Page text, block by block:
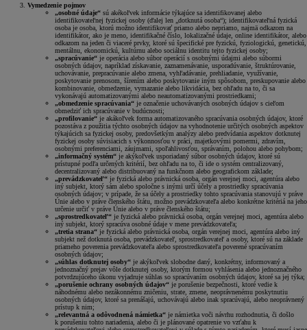
Vymedzenie pojmov
„osobné údaje“ sú akékoľvek informácie týkajúce sa identifikovanej alebo
identifikovateľnej fyzickej osoby (ďalej len „dotknutá osoba“); identifikovateľná fyzická
osoba je osoba, ktorú možno identifikovať priamo alebo nepriamo, najmä odkazom na
identifikátor, ako je meno, identifikačné číslo, lokalizačné údaje, online identifikátor, alebo
odkazom na jeden či viaceré prvky, ktoré sú špecifické pre fyzickú, fyziologickú, genetickú,
mentálnu, ekonomickú, kultúrnu alebo sociálnu identitu tejto fyzickej osoby;
„spracúvanie“ je operácia alebo súbor operácií s osobnými údajmi alebo súbormi
osobných údajov, napríklad získavanie, zaznamenávanie, usporadúvanie, štruktúrovanie,
uchovávanie, prepracúvanie alebo zmena, vyhľadávanie, prehliadanie, využívanie,
poskytovanie prenosom, šírením alebo poskytovanie iným spôsobom, preskupovanie alebo
kombinovanie, obmedzenie, vymazanie alebo likvidácia, bez ohľadu na to, či sa
vykonávajú automatizovanými alebo neautomatizovanými prostriedkami;
„obmedzenie spracúvania“ je označenie uchovávaných osobných údajov s cieľom
obmedziť ich spracúvanie v budúcnosti;
„profilovanie“ je akákoľvek forma automatizovaného spracúvania osobných údajov, ktoré
pozostáva z použitia týchto osobných údajov na vyhodnotenie určitých osobných aspektov
týkajúcich sa fyzickej osoby, predovšetkým analýzy alebo predvídania aspektov dotknutej
fyzickej osoby súvisiacich s výkonnosťou v práci, majetkovými pomermi, zdravím,
osobnými preferenciami, záujmami, spoľahlivosťou, správaním, polohou alebo pohybom;
„informačný systém“ je akýkoľvek usporiadaný súbor osobných údajov, ktoré sú
prístupné podľa určených kritérií, bez ohľadu na to, či ide o systém centralizovaný,
decentralizovaný alebo distribuovaný na funkčnom alebo geografickom základe;
„prevádzkovateľ“ je fyzická alebo právnická osoba, orgán verejnej moci, agentúra alebo
iný subjekt, ktorý sám alebo spoločne s inými určí účely a prostriedky spracúvania
osobných údajov; v prípade, že sa účely a prostriedky tohto spracúvania stanovujú v práve
Únie alebo v práve členského štátu, možno prevádzkovateľa alebo konkrétne kritériá na jeho
určenie určiť v práve Únie alebo v práve členského štátu;
„sprostredkovateľ“ je fyzická alebo právnická osoba, orgán verejnej moci, agentúra alebo
iný subjekt, ktorý spracúva osobné údaje v mene prevádzkovateľa;
„tretia strana“ je fyzická alebo právnická osoba, orgán verejnej moci, agentúra alebo iný
subjekt než dotknutá osoba, prevádzkovateľ, sprostredkovateľ a osoby, ktoré sú na základe
priameho poverenia prevádzkovateľa alebo sprostredkovateľa poverené spracúvaním
osobných údajov;
„súhlas dotknutej osoby“ je akýkoľvek slobodne daný, konkrétny, informovaný a
jednoznačný prejav vôle dotknutej osoby, ktorým formou vyhlásenia alebo jednoznačného
potvrdzujúceho úkonu vyjadruje súhlas so spracúvaním osobných údajov, ktoré sa jej týka;
„porušenie ochrany osobných údajov“ je porušenie bezpečnosti, ktoré vedie k
náhodnému alebo nezákonnému zničeniu, strate, zmene, neoprávnenému poskytnutiu
osobných údajov, ktoré sa prenášajú, uchovávajú alebo inak spracúvajú, alebo neoprávnený
prístup k nim;
„relevantná a odôvodnená námietka“ je námietka voči návrhu rozhodnutia, či došlo
k porušeniu tohto nariadenia, alebo či je plánované opatrenie vo vzťahu k